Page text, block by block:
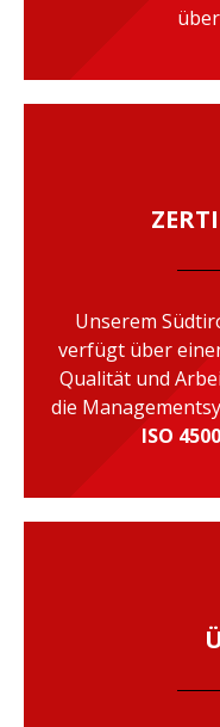
Unserem
verfügt über
Qualität und
die
ISO